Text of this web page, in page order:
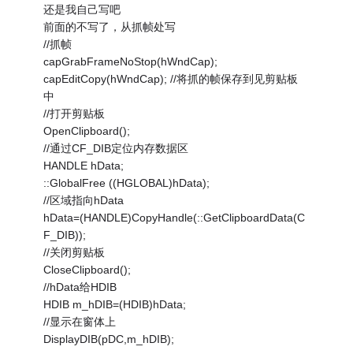
还是我自己写吧
前面的不写了，从抓帧处写
//抓帧
capGrabFrameNoStop(hWndCap);
capEditCopy(hWndCap); //将抓的帧保存到见剪贴板
中
//打开剪贴板
OpenClipboard();
//通过CF_DIB定位内存数据区
HANDLE hData;
::GlobalFree ((HGLOBAL)hData);
//区域指向hData
hData=(HANDLE)CopyHandle(::GetClipboardData(C
F_DIB));
//关闭剪贴板
CloseClipboard();
//hData给HDIB
HDIB m_hDIB=(HDIB)hData;
//显示在窗体上
DisplayDIB(pDC,m_hDIB);